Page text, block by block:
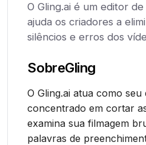
O Gling.ai é um editor
ajuda os criadores a
silêncios e erros dos
SobreGling
O Gling.ai atua como seu
concentrado em cortar
examina sua filmagem
palavras de